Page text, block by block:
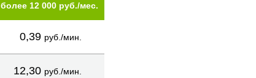
более 12 000 руб./мес.
0,39 руб./мин.
12,30 руб./мин.